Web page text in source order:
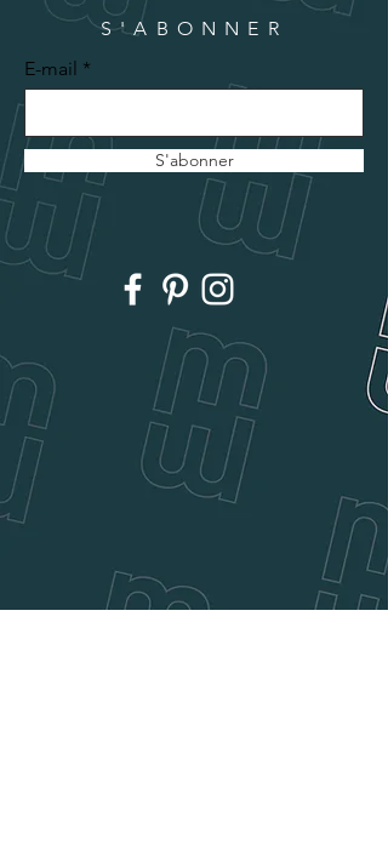
S'ABONNER
E-mail
S'abonner